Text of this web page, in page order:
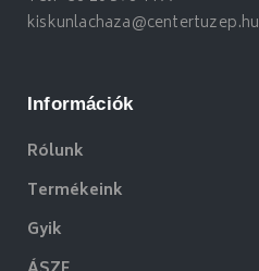
kiskunlachaza@centertuzep.hu
Információk
Rólunk
Termékeink
Gyik